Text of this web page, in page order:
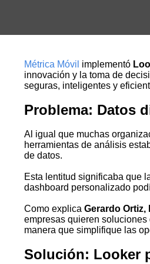
Métrica Móvil implementó
innovación y la toma de
seguras, inteligentes y
Problema: Datos
Al igual que muchas
herramientas de análisis
de datos.
Esta lentitud significaba que
dashboard personalizado
Como explica Gerardo Ortiz,
empresas quieren
manera que simplifique las
Solución: Looker